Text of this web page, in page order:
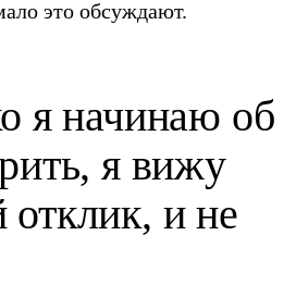
это обсуждают.
я начинаю об
я вижу
и не